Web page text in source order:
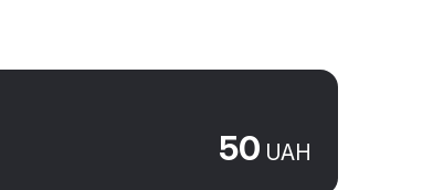
50 UAH